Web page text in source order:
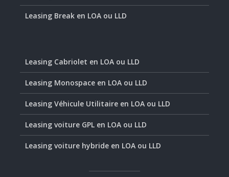
Leasing Break en LOA ou LLD
Leasing Cabriolet en LOA ou LLD
Leasing Monospace en LOA ou LLD
Leasing Véhicule Utilitaire en LOA ou LLD
Leasing voiture GPL en LOA ou LLD
Leasing voiture hybride en LOA ou LLD